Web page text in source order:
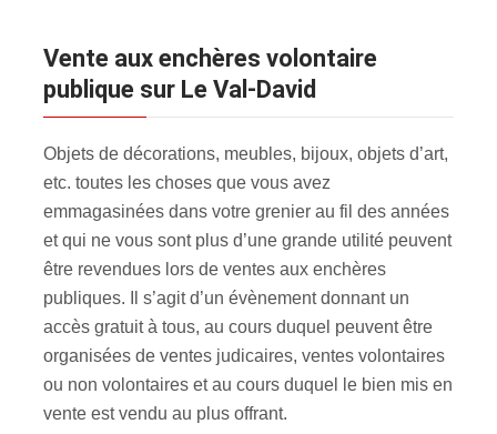
Vente aux enchères volontaire
publique sur Le Val-David
Objets de décorations, meubles, bijoux, objets d’art,
etc. toutes les choses que vous avez
emmagasinées dans votre grenier au fil des années
et qui ne vous sont plus d’une grande utilité peuvent
être revendues lors de ventes aux enchères
publiques. Il s’agit d’un évènement donnant un
accès gratuit à tous, au cours duquel peuvent être
organisées de ventes judicaires, ventes volontaires
ou non volontaires et au cours duquel le bien mis en
vente est vendu au plus offrant.